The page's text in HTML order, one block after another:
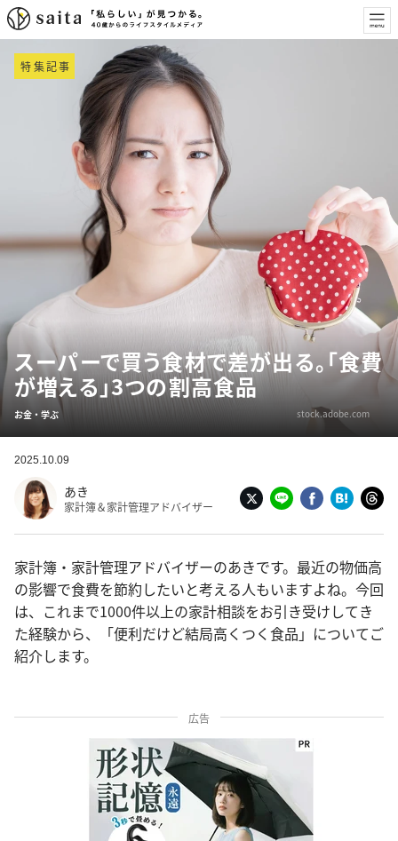
特集記事
スーパーで買う食材で差が出る。「食費
が増える」3つの割高食品
お金・学ぶ stock.adobe.com
2025.10.09
あき
家計簿＆家計管理アドバイザー
家計簿・家計管理アドバイザーのあきです。最近の物価高
の影響で食費を節約したいと考える人もいますよね。今回
は、これまで1000件以上の家計相談をお引き受けしてき
た経験から、「便利だけど結局高くつく食品」についてご
紹介します。
広告